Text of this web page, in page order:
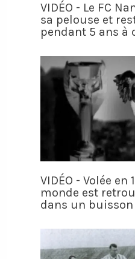
VIDÉO - Le FC
sa pelouse et
pendant 5 ans à
VIDÉO - Volée en
monde est
dans un buisson